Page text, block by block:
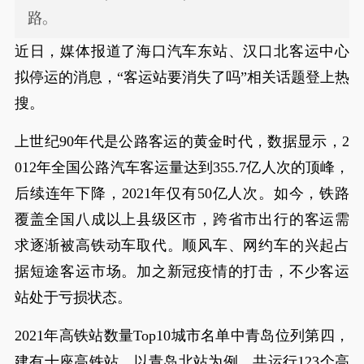
路。
近日，媒体报道了海口汽车东站、汉口北客运中心
拟停运的消息，“客运站要消失了吗”相关话题登上热
搜。
上世纪90年代是公路客运的黄金时代，数据显示，2
012年全国公路汽车客运量达到355.7亿人次的顶峰，
后续连年下降，2021年仅有50亿人次。如今，铁路
覆盖全国八成以上县级区市，跨省市出行的客运需
求逐渐被高铁动车取代。顺风车、网约车的兴起占
据短途客运市场。加之新冠疫情的打击，不少客运
站处于亏损状态。
2021年高铁站数量Top10城市名单中青岛位列第四，